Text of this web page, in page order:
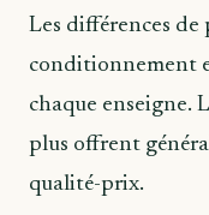
Les différences
conditionnement
chaque enseigne.
plus offrent
qualité-prix.